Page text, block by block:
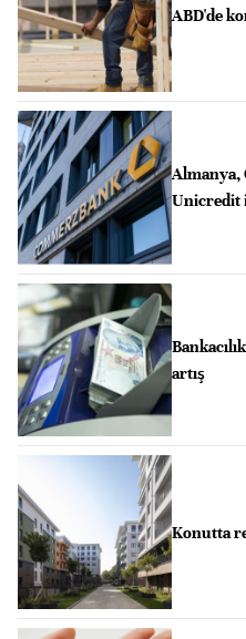
ABD'de
Almanya,
Unicredit
artış
Konutta